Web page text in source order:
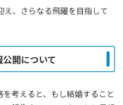
、さらなる飛躍を目指して
開について
考えると、もし結婚すること